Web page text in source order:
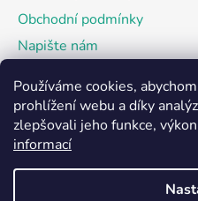
Používáme cookies,
prohlížení webu a díky
zlepšovali jeho funkce,
informací
Obchodní podmínky
Napište nám
Přijímáme online